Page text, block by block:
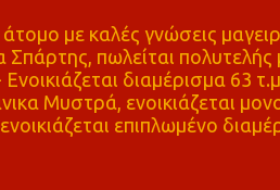
άτομο με καλές γνώσεις
πωλείται πολυτελής
διαμέρισμα 63 τ.μ
Μυστρά, ενοικιάζεται
επιπλωμένο